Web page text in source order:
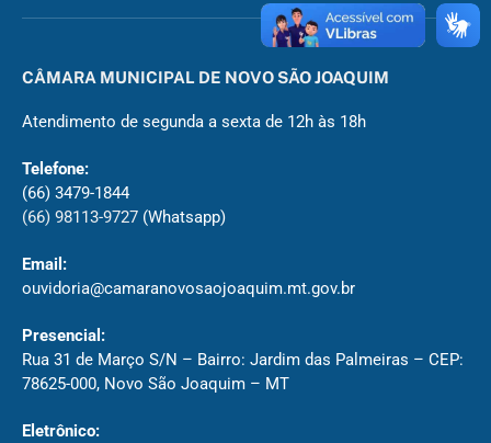
CÂMARA MUNICIPAL DE NOVO SÃO JOAQUIM
Atendimento de segunda a sexta de 12h às 18h
Telefone:
(66) 3479-1844
(66) 98113-9727 (Whatsapp)
Email:
ouvidoria@camaranovosaojoaquim.mt.gov.br
Presencial:
Rua 31 de Março S/N – Bairro: Jardim das Palmeiras – CEP:
78625-000, Novo São Joaquim – MT
Eletrônico: